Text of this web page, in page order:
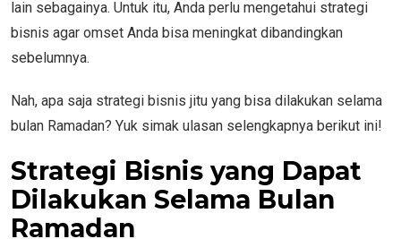
lain sebagainya. Untuk itu, Anda perlu mengetahui strategi
bisnis agar omset Anda bisa meningkat dibandingkan
sebelumnya.
Nah, apa saja strategi bisnis jitu yang bisa dilakukan selama
bulan Ramadan? Yuk simak ulasan selengkapnya berikut ini!
Strategi Bisnis yang Dapat
Dilakukan Selama Bulan
Ramadan